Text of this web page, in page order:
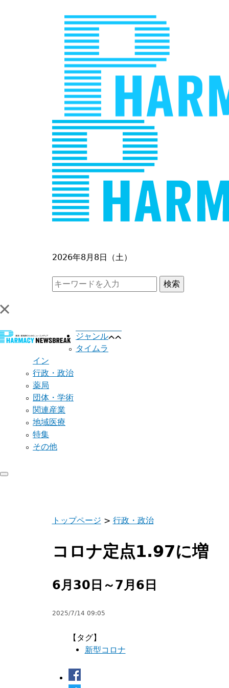
2026年8月8日（土）
ジャンル
タイムラ
イン
行政・政治
薬局
団体・学術
関連産業
地域医療
特集
その他
トップページ > 行政・政治
コロナ定点1.97に増
6月30日～7月6日
2025/7/14 09:05
【タグ】
新型コロナ